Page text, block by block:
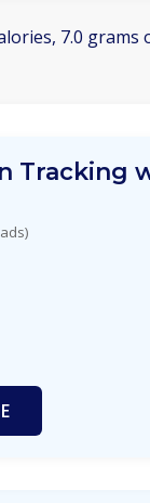
7.0
Tracking